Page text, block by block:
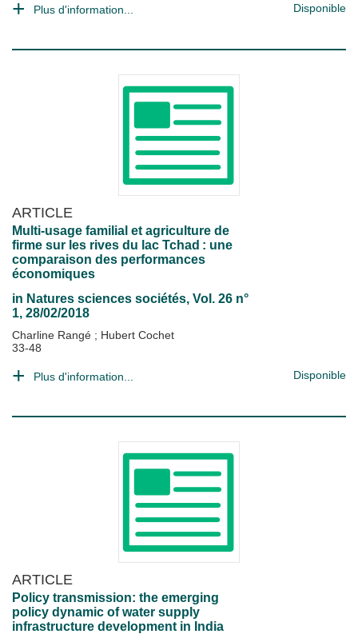
Plus d'information... Disponible
ARTICLE
Multi-usage familial et agriculture de
firme sur les rives du lac Tchad : une
comparaison des performances
économiques
in Natures sciences sociétés, Vol. 26 n°
1, 28/02/2018
Charline Rangé ; Hubert Cochet
33-48
Plus d'information... Disponible
ARTICLE
Policy transmission: the emerging
policy dynamic of water supply
infrastructure development in India